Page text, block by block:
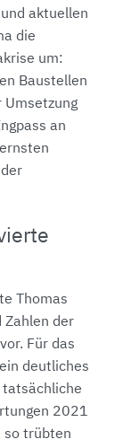
aktuellen
die
um:
Baustellen
Umsetzung
an
Thomas
Zahlen der
Für das
deutliches
tatsächliche
2021
so trübten